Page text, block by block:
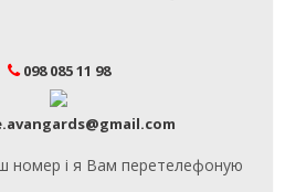
098 085 11 98
номер і я Вам перетелефоную